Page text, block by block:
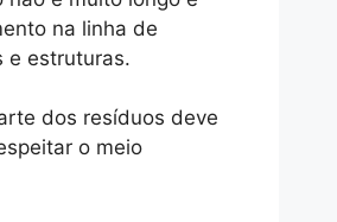
na linha de
e estruturas.
dos resíduos deve
o meio